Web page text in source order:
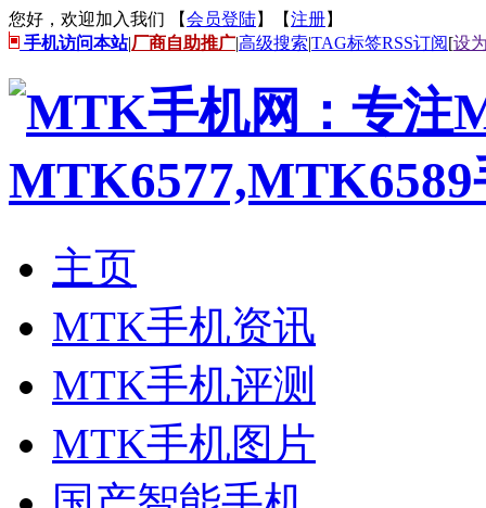
您好，欢迎加入我们 【会员登陆】【注册】
手机访问本站|厂商自助推广|高级搜索|TAG标签RSS订阅[设
主页
MTK手机资讯
MTK手机评测
MTK手机图片